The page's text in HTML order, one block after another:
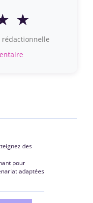
★
rédactionnelle
des
pour
adaptées